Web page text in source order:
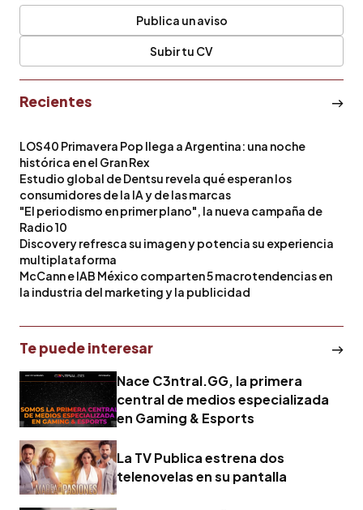
Publica un aviso
Subir tu CV
Recientes
LOS40 Primavera Pop llega a Argentina: una noche
histórica en el Gran Rex
Estudio global de Dentsu revela qué esperan los
consumidores de la IA y de las marcas
"El periodismo en primer plano", la nueva campaña de
Radio 10
Discovery refresca su imagen y potencia su experiencia
multiplataforma
McCann e IAB México comparten 5 macrotendencias en
la industria del marketing y la publicidad
Te puede interesar
Nace C3ntral.GG, la primera
central de medios especializada
en Gaming & Esports
La TV Publica estrena dos
telenovelas en su pantalla